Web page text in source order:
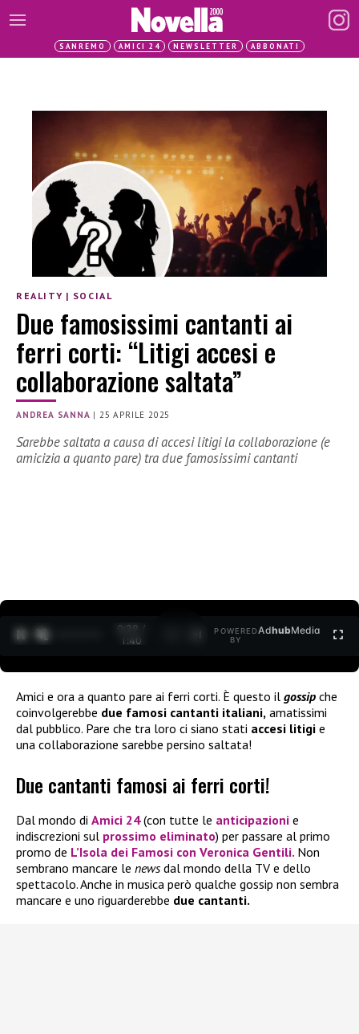
SANREMO AMICI 24 NEWSLETTER ABBONATI
REALITY | SOCIAL
Due famosissimi cantanti ai
ferri corti: “Litigi accesi e
collaborazione saltata”
ANDREA SANNA |25 APRILE 2025
Sarebbe saltata a causa di accesi litigi la collaborazione (e
amicizia a quanto pare) tra due famosissimi cantanti
0:30 /
1:40
POWERED
BY
AdhubMedia
Amici e ora a quanto pare ai ferri corti. È questo il gossip che
coinvolgerebbe due famosi cantanti italiani, amatissimi
dal pubblico. Pare che tra loro ci siano stati accesi litigi e
una collaborazione sarebbe persino saltata!
Due cantanti famosi ai ferri corti!
Dal mondo di Amici 24(con tutte le anticipazioni e
indiscrezioni sul prossimo eliminato) per passare al primo
promo de L’Isola dei Famosi con Veronica Gentili. Non
sembrano mancare le newsdal mondo della TV e dello
spettacolo. Anche in musica però qualche gossip non sembra
mancare e uno riguarderebbe due cantanti.